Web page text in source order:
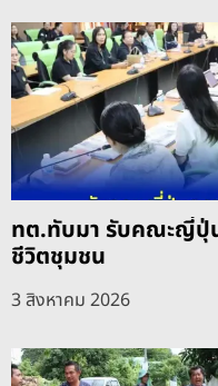
ทต.ทับมา รับคณะญี่
ชีวิตชุมชน
3 สิงหาคม 2026